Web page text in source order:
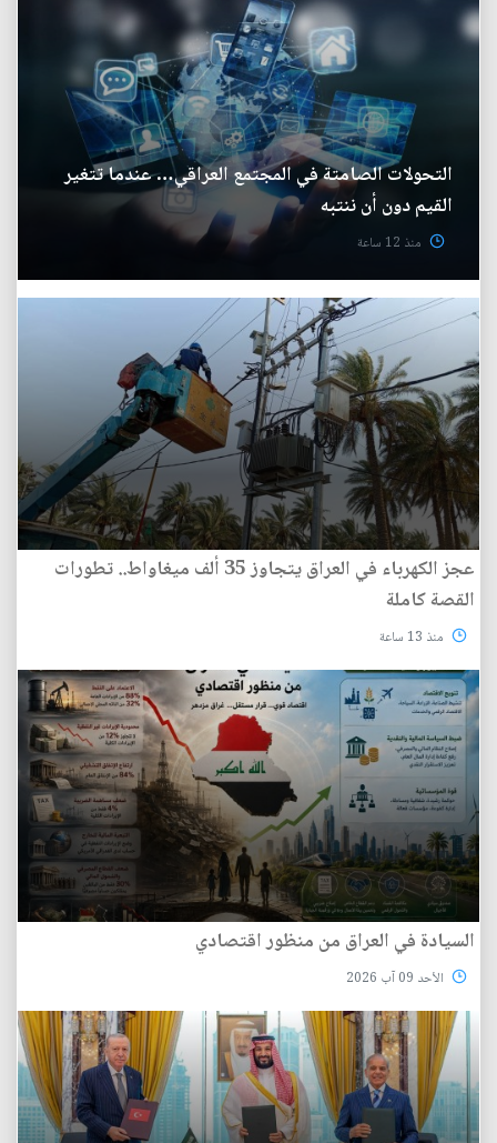
التحولات الصامتة في المجتمع العراقي… عندما تتغير
القيم دون أن ننتبه
منذ 12 ساعة
عجز الكهرباء في العراق يتجاوز 35 ألف ميغاواط.. تطورات
القصة كاملة
منذ 13 ساعة
السيادة في العراق من منظور اقتصادي
الأحد 09 آب 2026